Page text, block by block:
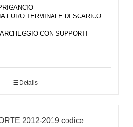
FORO TERMINALE DI SCARICO
CON SUPPORTI
Details
2012-2019 codice